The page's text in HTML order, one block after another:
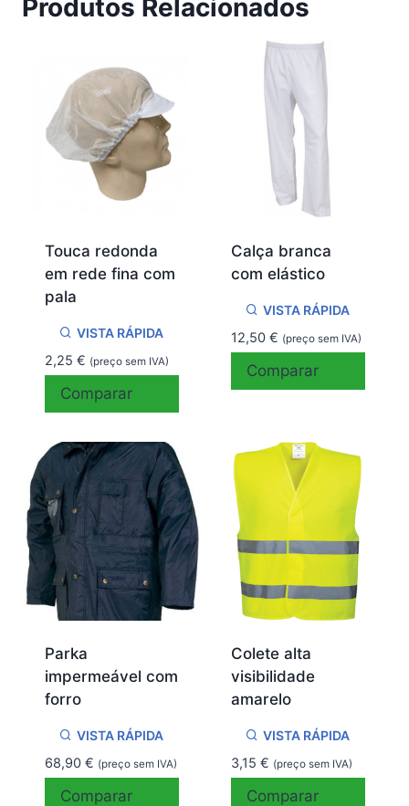
Produtos Relacionados
Touca redonda
em rede fina com
pala
VISTA RÁPIDA
2,25 € (preço sem IVA)
Comparar
Calça branca
com elástico
VISTA RÁPIDA
12,50 € (preço sem IVA)
Comparar
Parka
impermeável com
forro
VISTA RÁPIDA
68,90 € (preço sem IVA)
Comparar
Colete alta
visibilidade
amarelo
VISTA RÁPIDA
3,15 € (preço sem IVA)
Comparar